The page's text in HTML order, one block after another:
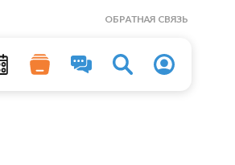
ОБРАТНАЯ СВЯЗЬ